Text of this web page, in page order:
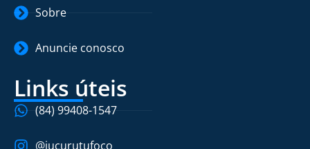
Sobre
Anuncie conosco
Links úteis
(84) 99408-1547
@jucurutufoco